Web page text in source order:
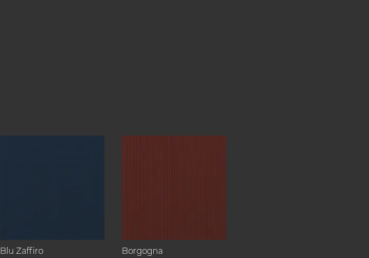
Blu Zaffiro Borgogna